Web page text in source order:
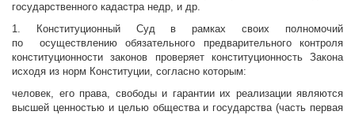
государственного кадастра недр, и др.
1. Конституционный Суд в рамках своих полномочий
по осуществлению обязательного предварительного контроля
конституционности законов проверяет конституционность Закона
исходя из норм Конституции, согласно которым:
человек, его права, свободы и гарантии их реализации являются
высшей ценностью и целью общества и государства (часть первая